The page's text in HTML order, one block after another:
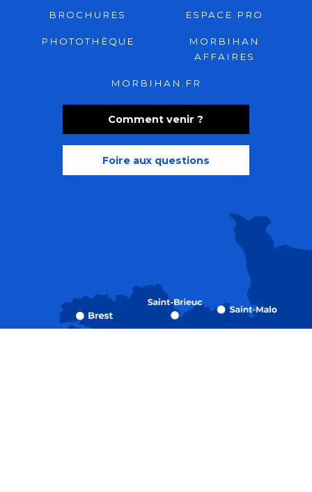
Recherche
Comment venir ?
Foire aux questions
BROCHURES ESPACE PRO
PHOTOTHÈQUE
MORBIHAN
AFFAIRES
MORBIHAN.FR